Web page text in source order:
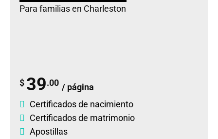
Para familias en Charleston
$ 39.00 / página
Certificados de nacimiento
Certificados de matrimonio
Apostillas